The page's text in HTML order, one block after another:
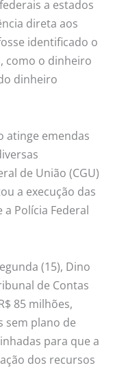
a estados
direta aos
identificado o
como o dinheiro
dinheiro
atinge emendas
de União (CGU)
a execução das
Polícia Federal
(15), Dino
de Contas
85 milhões,
sem plano de
para que a
dos recursos